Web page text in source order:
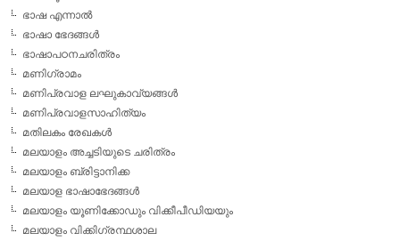
ഭാഷ എന്നാല്‍
ഭാഷാ ഭേദങ്ങള്‍
ഭാഷാപഠനചരിത്രം
മണിഗ്രാമം
മണിപ്രവാള ലഘുകാവ്യങ്ങള്‍
മണിപ്രവാളസാഹിത്യം
മതിലകം രേഖകള്‍
മലയാളം അച്ചടിയുടെ ചരിത്രം
മലയാളം ബ്രിട്ടാനിക്ക
മലയാള ഭാഷാഭേദങ്ങള്‍
മലയാളം യൂണിക്കോഡും വിക്കീപീഡിയയും
മലയാളം വിക്കിഗ്രന്ഥശാല